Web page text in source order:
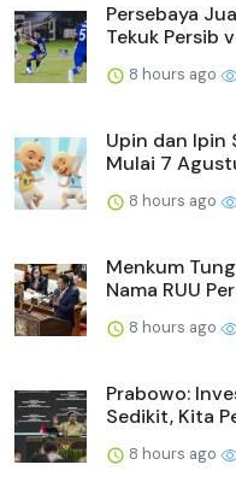
Persebaya
Tekuk Persib
8 hours ago
Upin dan Ipin
Mulai 7
8 hours ago
Menkum
Nama RUU
8 hours ago
Prabowo:
Sedikit, Kita
8 hours ago